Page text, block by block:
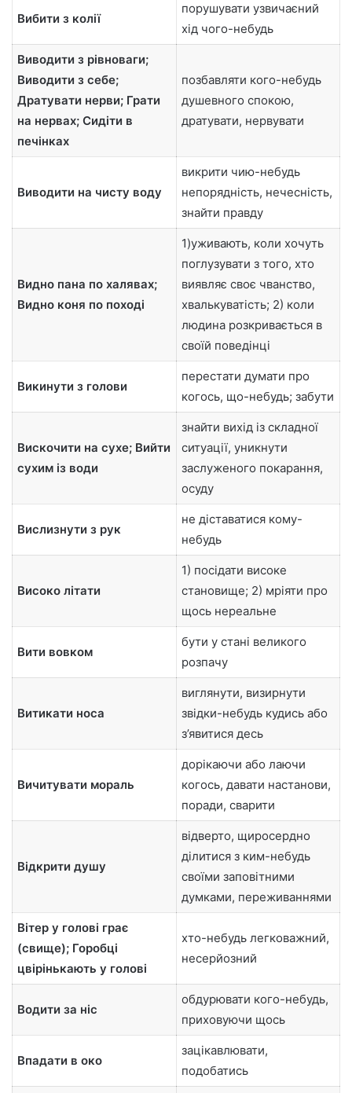
Вибити з колії
порушувати узвичаєний
хід чого-небудь
Виводити з рівноваги;
Виводити з себе;
Дратувати нерви; Грати
на нервах; Сидіти в
печінках
позбавляти кого-небудь
душевного спокою,
дратувати, нервувати
Виводити на чисту воду
викрити чию-небудь
непорядність, нечесність,
знайти правду
Видно пана по халявах;
Видно коня по поході
1)уживають, коли хочуть
поглузувати з того, хто
виявляє своє чванство,
хвалькуватість; 2) коли
людина розкривається в
своїй поведінці
Викинути з голови
перестати думати про
когось, що-небудь; забути
Вискочити на сухе; Вийти
сухим із води
знайти вихід із складної
ситуації, уникнути
заслуженого покарання,
осуду
Вислизнути з рук
не діставатися кому-
небудь
Високо літати
1) посідати високе
становище; 2) мріяти про
щось нереальне
Вити вовком
бути у стані великого
розпачу
Витикати носа
виглянути, визирнути
звідки-небудь кудись або
з’явитися десь
Вичитувати мораль
дорікаючи або лаючи
когось, давати настанови,
поради, сварити
Відкрити душу
відверто, щиросердно
ділитися з ким-небудь
своїми заповітними
думками, переживаннями
Вітер у голові грає
(свище); Горобці
цвірінькають у голові
хто-небудь легковажний,
несерйозний
Водити за ніс
обдурювати кого-небудь,
приховуючи щось
Впадати в око
зацікавлювати,
подобатись